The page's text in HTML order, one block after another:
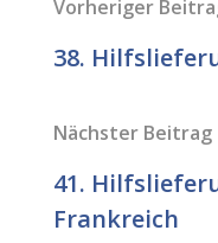
Vorheriger
38.
Nächster Beitrag
41.
Frankreich